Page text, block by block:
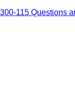
300-115 Questions